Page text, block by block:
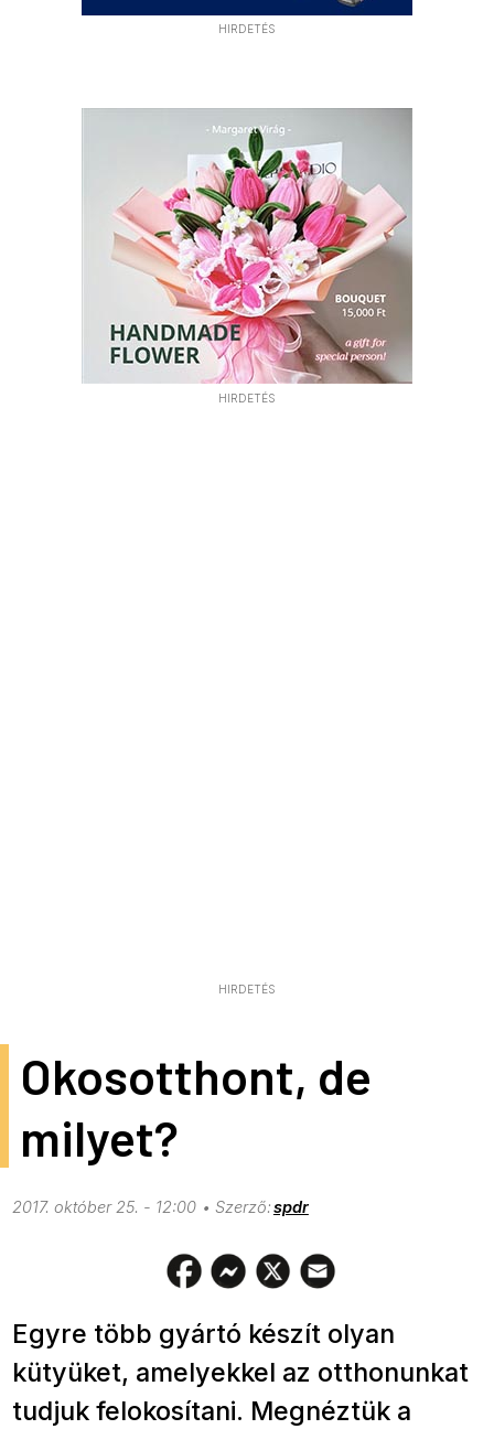
HIRDETÉS
HIRDETÉS
HIRDETÉS
Okosotthont, de
milyet?
2017. október 25. - 12:00 spdr
Egyre több gyártó készít olyan
kütyüket, amelyekkel az otthonunkat
tudjuk felokosítani. Megnéztük a